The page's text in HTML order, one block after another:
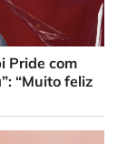
Pride com
“Muito feliz